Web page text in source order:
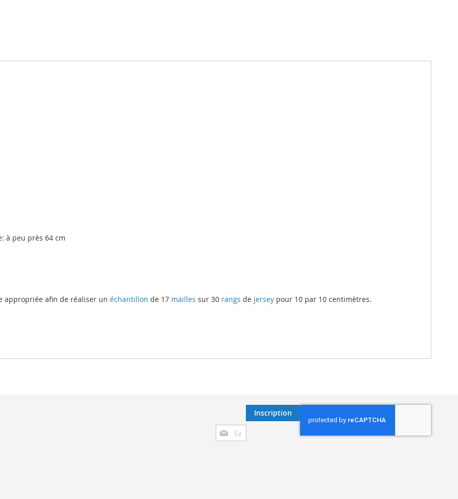
à peu près 64 cm
appropriée afin de réaliser un échantillon de 17 mailles sur 30 rangs de jersey pour 10 par 10 centimètres.
Inscription
à
Inscription